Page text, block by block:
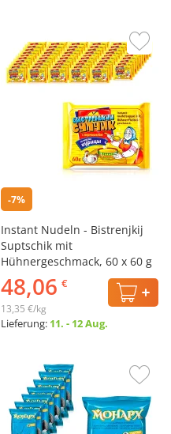
-7%
Instant Nudeln - Bistrenjkij
Suptschik mit
Hühnergeschmack, 60 х 60 g
48,06 €
13,35 €/kg
Lieferung: 11. - 12 Aug.